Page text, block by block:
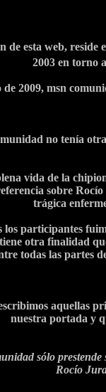
de esta web, reside
2003 en torno
2009, msn
no tenía
vida de la
sobre
trágica
los participantes
otra finalidad
todas las partes
aquellas
nuestra portada y
sólo
Rocío